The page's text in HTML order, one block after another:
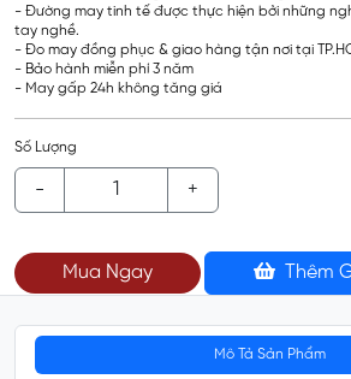
- Đường may tinh tế được thực hiện bởi những
tay nghề.
- Đo may đồng phục & giao hàng tận nơi tại
- Bảo hành miễn phí 3 năm
- May gấp 24h không tăng giá
Số Lượng
- +
Mua Ngay Thêm
Mô Tả Sản Phẩm